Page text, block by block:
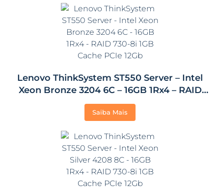
Lenovo ThinkSystem ST550 Server – Intel
Xeon Bronze 3204 6C – 16GB 1Rx4 – RAID
730-8i 1GB Cache PCIe 12Gb
Saiba Mais